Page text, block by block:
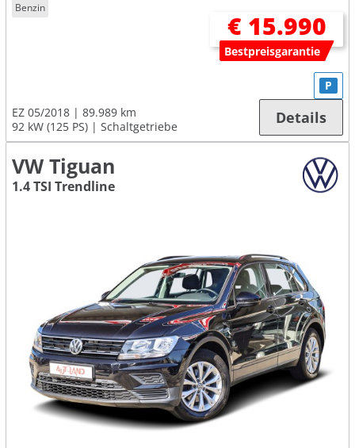
Benzin
€ 15.990
Bestpreisgarantie
EZ 05/2018
89.989 km
92 kW (125 PS)
Schaltgetriebe
P
Details
VW Tiguan
1.4 TSI Trendline